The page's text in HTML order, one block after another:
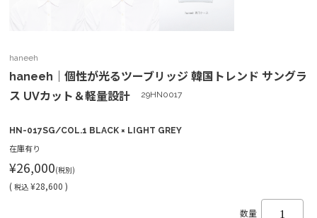
haneeh
haneeh｜個性が光るツーブリッジ 韓国トレンド サングラ
ス UVカット＆軽量設計
29HN0017
HN-017SG/COL.1 BLACK × LIGHT GREY
在庫有り
¥26,000(税別)
( 税込 ¥28,600 )
数量